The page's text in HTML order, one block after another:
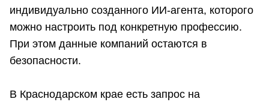
индивидуально созданного ИИ-агента, которого
можно настроить под конкретную профессию.
При этом данные компаний остаются в
безопасности.
В Краснодарском крае есть запрос на